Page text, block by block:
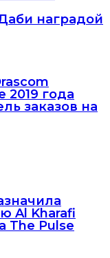
наградой
2019 года
заказов на
Al Kharafi
The Pulse